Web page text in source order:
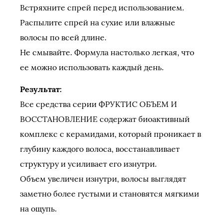
Встряхните спрей перед использованием.
Распылите спрей на сухие или влажные
волосы по всей длине.
Не смывайте. Формула настолько легкая, что
ее можно использовать каждый день.
Результат:
Все средства серии ФРУКТИС ОБЪЕМ И
ВОССТАНОВЛЕНИЕ содержат биоактивный
комплекс с керамидами, который проникает в
глубину каждого волоса, восстанавливает
структуру и усиливает его изнутри.
Объем увеличен изнутри, волосы выглядят
заметно более густыми и становятся мягкими
на ощупь.